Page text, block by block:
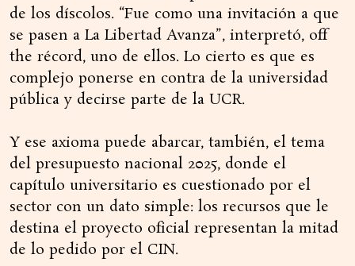
de los díscolos. “Fue como una invitación a que
se pasen a La Libertad Avanza”, interpretó, off
the récord, uno de ellos. Lo cierto es que es
complejo ponerse en contra de la universidad
pública y decirse parte de la UCR.
Y ese axioma puede abarcar, también, el tema
del presupuesto nacional 2025, donde el
capítulo universitario es cuestionado por el
sector con un dato simple: los recursos que le
destina el proyecto oficial representan la mitad
de lo pedido por el CIN.